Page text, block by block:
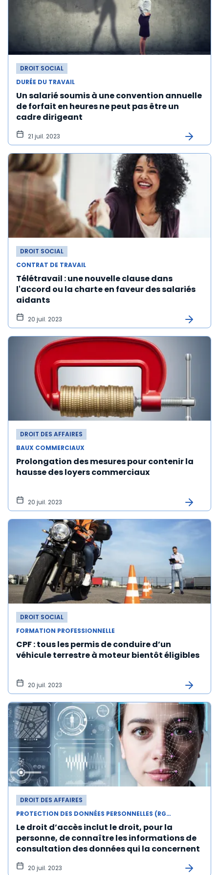
DROIT SOCIAL
DURÉE DU TRAVAIL
Un salarié soumis à une convention annuelle
de forfait en heures ne peut pas être un
cadre dirigeant
21 juil. 2023
DROIT SOCIAL
CONTRAT DE TRAVAIL
Télétravail : une nouvelle clause dans
l'accord ou la charte en faveur des salariés
aidants
20 juil. 2023
DROIT DES AFFAIRES
BAUX COMMERCIAUX
Prolongation des mesures pour contenir la
hausse des loyers commerciaux
20 juil. 2023
DROIT SOCIAL
FORMATION PROFESSIONNELLE
CPF : tous les permis de conduire d’un
véhicule terrestre à moteur bientôt éligibles
20 juil. 2023
DROIT DES AFFAIRES
PROTECTION DES DONNÉES PERSONNELLES (RGPD)
Le droit d’accès inclut le droit, pour la
personne, de connaître les informations de
consultation des données qui la concernent
20 juil. 2023